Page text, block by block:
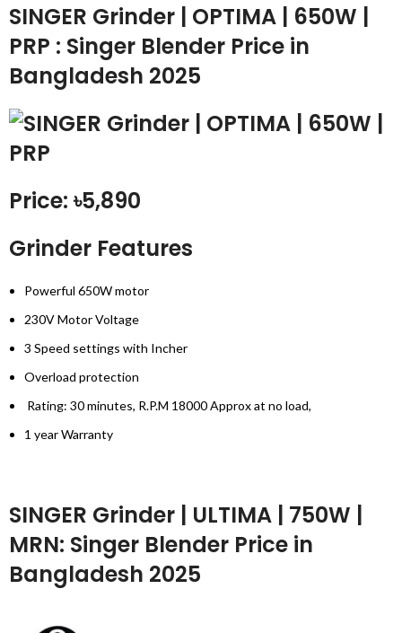
SINGER Grinder | OPTIMA | 650W |
PRP : Singer Blender Price in
Bangladesh 2025
Price: ৳5,890
Grinder Features
Powerful 650W motor
230V Motor Voltage
3 Speed settings with Incher
Overload protection
Rating: 30 minutes, R.P.M 18000 Approx at no load,
1 year Warranty
SINGER Grinder | ULTIMA | 750W |
MRN: Singer Blender Price in
Bangladesh 2025